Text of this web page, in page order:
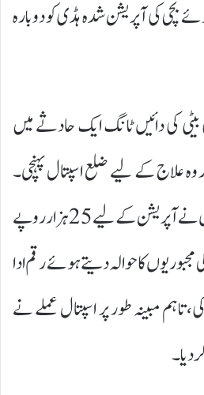
بچی کی آپریشن شدہ ہڈی کو دوبارہ
کی دائیں ٹانگ ایک حادثے میں
علاج کے لیے ضلع اسپتال پہنچی۔
خاتون کا کہنا ہے کہ ڈاکٹروں نے آپریشن کے لیے 25 ہزار روپے
مجبوریوں کا حوالہ دیتے ہوئے رقم ادا
مبینہ طور پر اسپتال عملے نے
دیا۔